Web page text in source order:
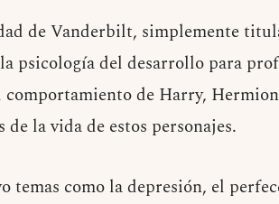
de Vanderbilt, simplemente
psicología del desarrollo para
de Harry,
la vida de estos personajes.
temas como la depresión, el